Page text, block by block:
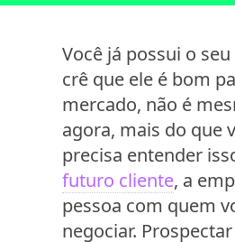
Você já possui o
crê que ele é bom
mercado, não é
agora, mais do que
precisa entender
futuro cliente, a
pessoa com quem
negociar.